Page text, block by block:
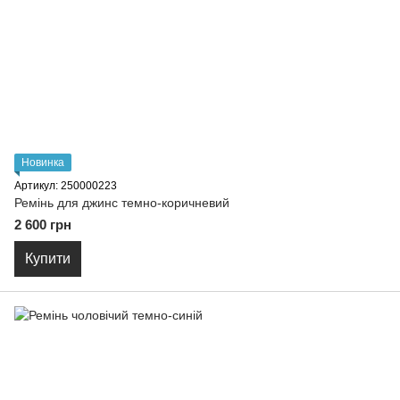
Новинка
Артикул: 250000223
Ремiнь для джинс темно-коричневий
2 600 грн
Купити